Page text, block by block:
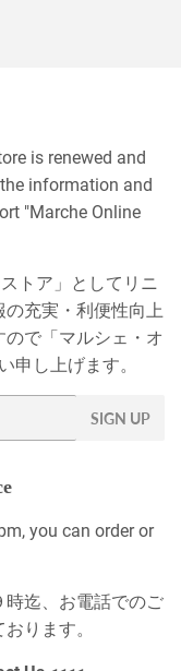
is renewed and
information and
"Marche Online
トア」としてリニ
充実・利便性向上
で「マルシェ・オ
申し上げます。
SIGN UP
you can order or
時迄、お電話でのご
ります。